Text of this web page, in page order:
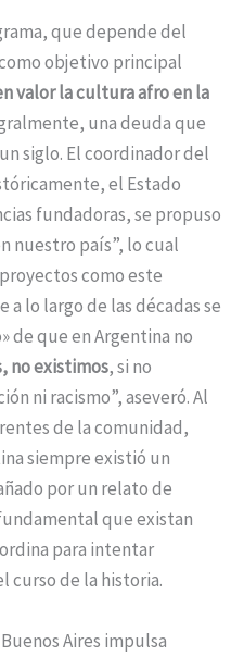
que depende del
objetivo principal
valor la cultura afro en la
una deuda que
siglo. El coordinador del
el Estado
fundadoras, se propuso
nuestro país”, lo cual
como este
a lo largo de las décadas se
de que en Argentina no
no existimos, si no
ni racismo”, aseveró. Al
de la comunidad,
siempre existió un
por un relato de
que existan
para intentar
curso de la historia.
Aires impulsa